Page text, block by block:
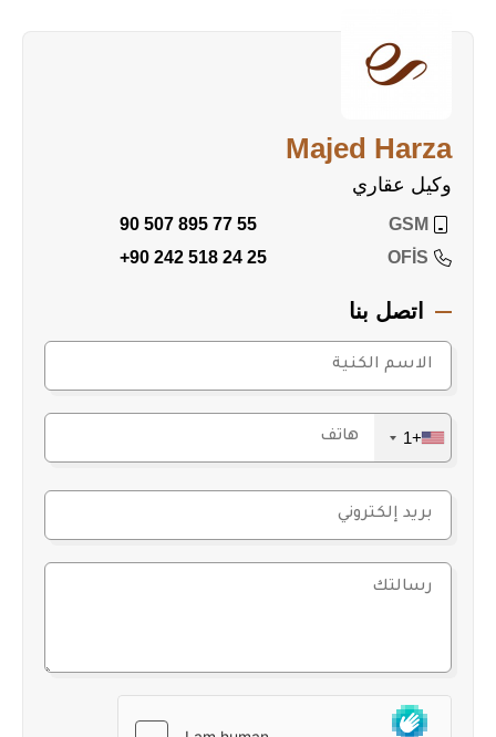
Majed Harza
وكيل عقاري
GSM
90 507 895 77 55
OFİS
+90 242 518 24 25
اتصل بنا
+1